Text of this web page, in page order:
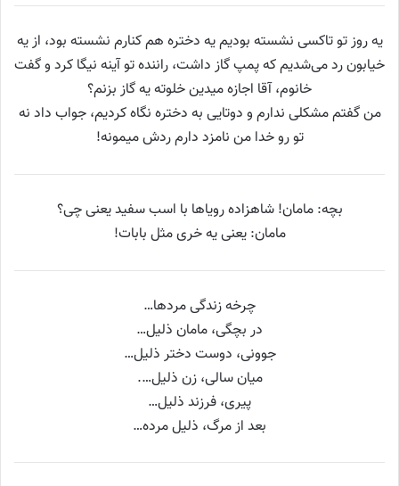
یه روز تو تاکسی نشسته بودیم یه دختره هم کنارم نشسته بود، از یه
خیابون رد می‌شدیم که پمپ گاز داشت، راننده تو آینه نیگا کرد و گفت
خانوم، آقا اجازه میدین خلوته یه گاز بزنم؟
من گفتم مشکلی ندارم و دوتایی به دختره نگاه کردیم، جواب داد نه
تو رو خدا من نامزد دارم ردش میمونه!
بچه: مامان! شاهزاده رویاها با اسب سفید یعنی چی؟
مامان: یعنی یه خری مثل بابات!
چرخه زندگی مردها…
در بچگی، مامان ذلیل…
جوونی، دوست دختر ذلیل…
میان سالی، زن ذلیل….
پیری، فرزند ذلیل…
بعد از مرگ، ذلیل مرده…